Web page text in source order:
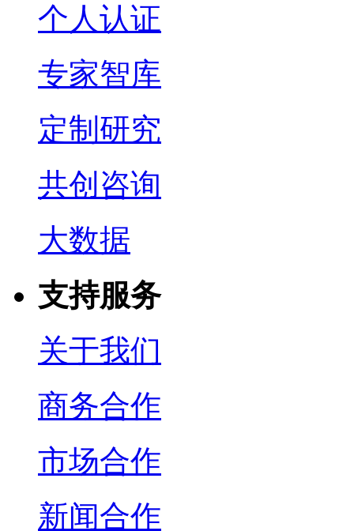
个人认证
专家智库
定制研究
共创咨询
大数据
支持服务
关于我们
商务合作
市场合作
新闻合作